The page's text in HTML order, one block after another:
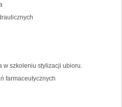
w szkoleniu stylizacji ubioru.
farmaceutycznych